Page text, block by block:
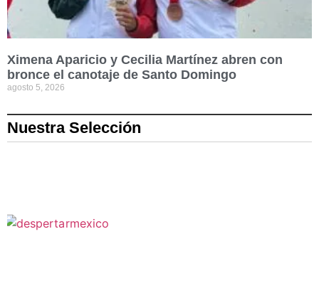
Ximena Aparicio y Cecilia Martínez abren con
bronce el canotaje de Santo Domingo
agosto 5, 2026
Nuestra Selección